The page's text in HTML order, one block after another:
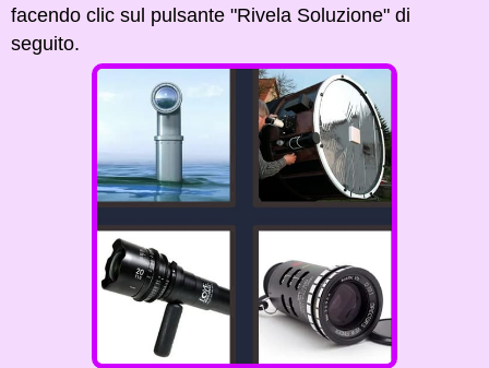
facendo clic sul pulsante "Rivela Soluzione" di
seguito.